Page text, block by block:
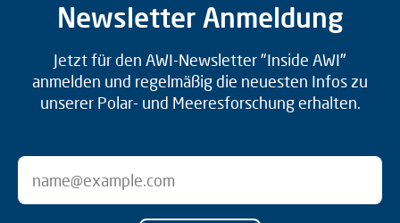
Newsletter Anmeldung
Jetzt für den AWI-Newsletter "Inside AWI"
anmelden und regelmäßig die neuesten Infos zu
unserer Polar- und Meeresforschung erhalten.